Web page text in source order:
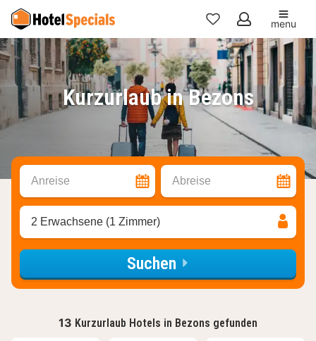
Meine
Favoriten
menu
Kurzurlaub in Bezons
Anreise Abreise
2 Erwachsene (1 Zimmer)
Suchen
13 Kurzurlaub Hotels in Bezons gefunden